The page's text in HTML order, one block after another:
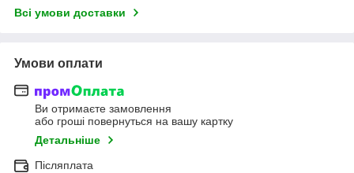
Всі умови доставки
Умови оплати
Ви отримаєте замовлення
або гроші повернуться на вашу картку
Детальніше
Післяплата